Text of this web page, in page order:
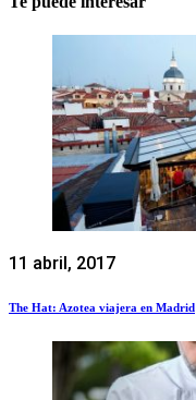
11 abril, 2017
The Hat: Azotea viajera en Madrid